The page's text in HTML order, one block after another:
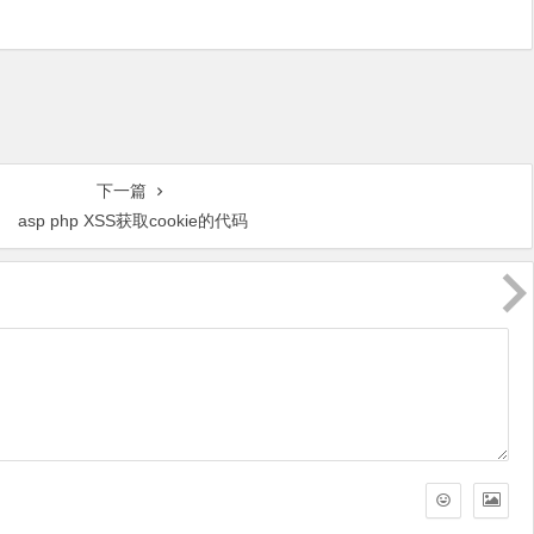
下一篇
asp php XSS获取cookie的代码